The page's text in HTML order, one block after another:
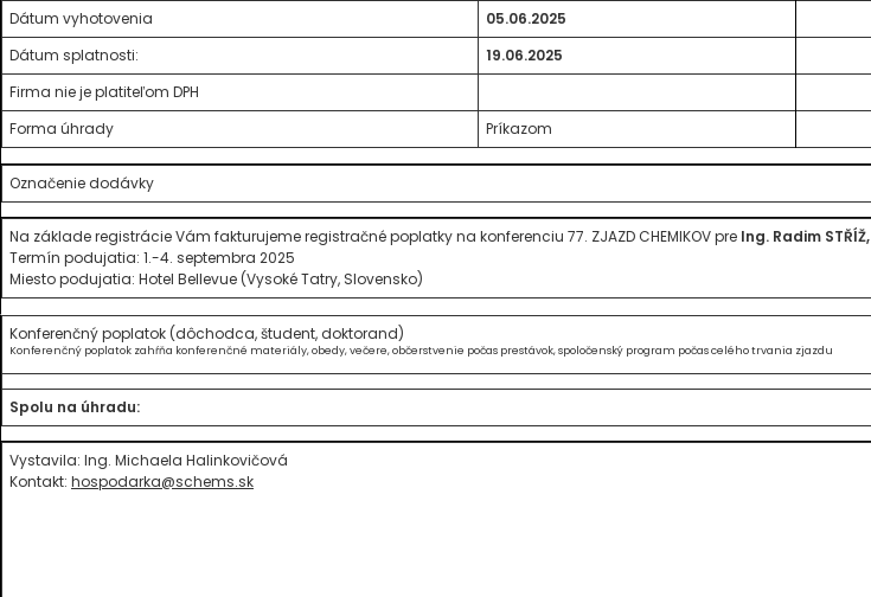
Dátum vyhotovenia
05.06.2025
Dátum splatnosti:
19.06.2025
Firma nie je platiteľom DPH
Forma úhrady
Príkazom
Označenie dodávky
Na základe registrácie Vám fakturujeme registračné poplatky na konferenciu 77. ZJAZD CHEMIKOV pre Ing. Radim STŘÍŽ,
Termín podujatia: 1.-4. septembra 2025
Miesto podujatia: Hotel Bellevue (Vysoké Tatry, Slovensko)
Konferenčný poplatok (dôchodca, študent, doktorand)
Konferenčný poplatok zahŕňa konferenčné materiály, obedy, večere, občerstvenie počas prestávok, spoločenský program počas celého trvania zjazdu
Spolu na úhradu:
Vystavila: Ing. Michaela Halinkovičová
Kontakt: hospodarka@schems.sk